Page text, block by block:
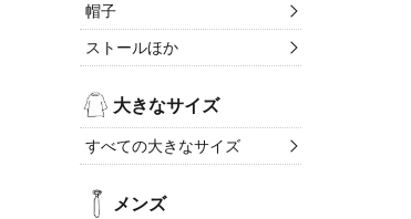
帽子
ストールほか
大きなサイズ
すべての大きなサイズ
メンズ